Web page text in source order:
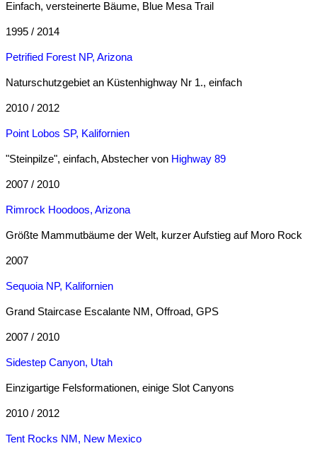
Einfach, versteinerte Bäume, Blue Mesa Trail
1995 / 2014
Petrified Forest NP, Arizona
Naturschutzgebiet an Küstenhighway Nr 1., einfach
2010 / 2012
Point Lobos SP, Kalifornien
"Steinpilze", einfach, Abstecher von Highway 89
2007 / 2010
Rimrock Hoodoos, Arizona
Größte Mammutbäume der Welt, kurzer Aufstieg auf Moro Rock
2007
Sequoia NP, Kalifornien
Grand Staircase Escalante NM, Offroad, GPS
2007 / 2010
Sidestep Canyon, Utah
Einzigartige Felsformationen, einige Slot Canyons
2010 / 2012
Tent Rocks NM, New Mexico